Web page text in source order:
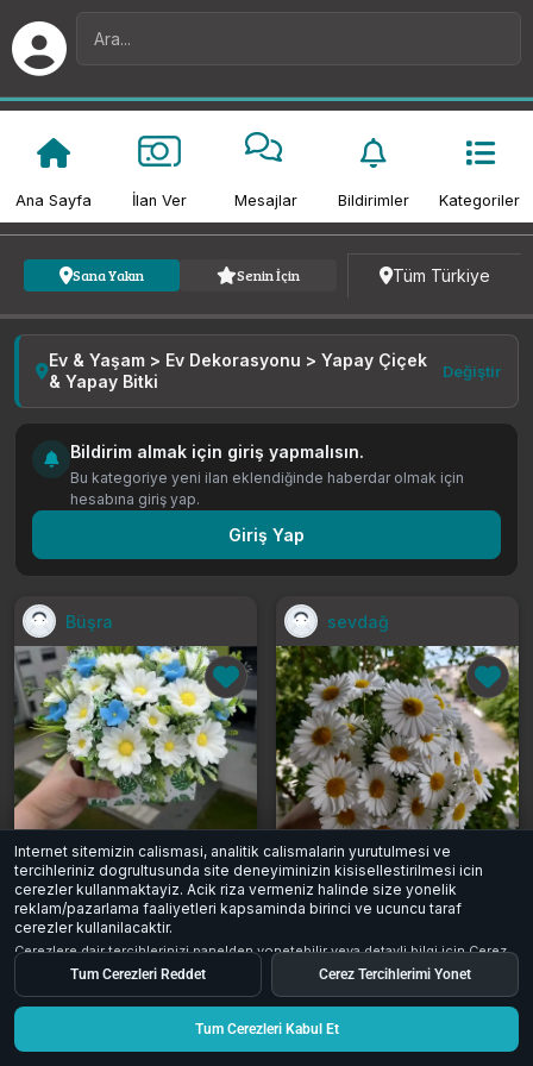
Ana Sayfa İlan Ver Mesajlar Bildirimler Kategoriler
Sana Yakın Senin İçin Tüm Türkiye
Ev & Yaşam > Ev Dekorasyonu > Yapay Çiçek
& Yapay Bitki
Değiştir
Bildirim almak için giriş yapmalısın.
Bu kategoriye yeni ilan eklendiğinde haberdar olmak için
hesabına giriş yap.
Giriş Yap
Büşra
Beyaz ve mavi yapay çiçek aranjmanı
400 ₺
Burdur / Altınyayla
0 21
sevdağ
Beyaz papatya çiçek buketi
110 ₺
Kocaeli
2 36
Internet sitemizin calismasi, analitik calismalarin yurutulmesi ve
tercihleriniz dogrultusunda site deneyiminizin kisisellestirilmesi icin
cerezler kullanmaktayiz. Acik riza vermeniz halinde size yonelik
reklam/pazarlama faaliyetleri kapsaminda birinci ve ucuncu taraf
cerezler kullanilacaktir.
Cerezlere dair tercihlerinizi panelden yonetebilir veya detayli bilgi icinCerez
Aydinlatma Metniinceleyebilirsiniz.
Tum Cerezleri Reddet Cerez Tercihlerimi Yonet
Tum Cerezleri Kabul Et